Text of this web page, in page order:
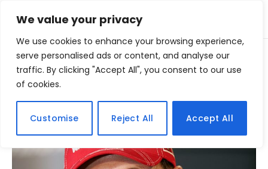
We value your privacy
We use cookies to enhance your browsing experience,
serve personalised ads or content, and analyse our
traffic. By clicking "Accept All", you consent to our use
of cookies.
Customise Reject All Accept All
Home » Posts Tagged "formula1"
BROWSING: